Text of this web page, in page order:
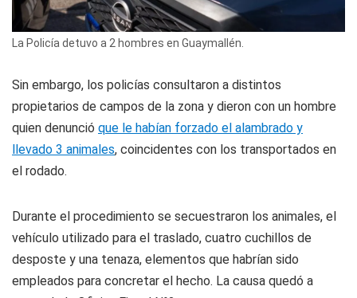
La Policía detuvo a 2 hombres en Guaymallén.
Sin embargo, los policías consultaron a distintos
propietarios de campos de la zona y dieron con un hombre
quien denunció que le habían forzado el alambrado y
llevado 3 animales, coincidentes con los transportados en
el rodado.
Durante el procedimiento se secuestraron los animales, el
vehículo utilizado para el traslado, cuatro cuchillos de
desposte y una tenaza, elementos que habrían sido
empleados para concretar el hecho. La causa quedó a